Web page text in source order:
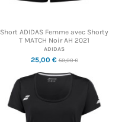
Short ADIDAS Femme avec Shorty
T MATCH Noir AH 2021
ADIDAS
25,00 €50,00 €